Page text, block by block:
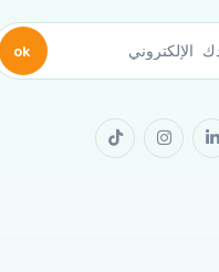
ok